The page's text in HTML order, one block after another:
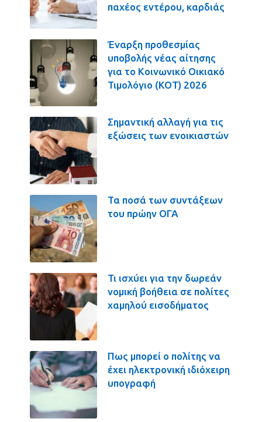
παχέος εντέρου, καρδιάς
Έναρξη προθεσμίας
υποβολής νέας αίτησης
για το Κοινωνικό Οικιακό
Τιμολόγιο (ΚΟΤ) 2026
Σημαντική αλλαγή για τις
εξώσεις των ενοικιαστών
Τα ποσά των συντάξεων
του πρώην ΟΓΑ
Τι ισχύει για την δωρεάν
νομική βοήθεια σε πολίτες
χαμηλού εισοδήματος
Πως μπορεί ο πολίτης να
έχει ηλεκτρονική ιδιόχειρη
υπογραφή